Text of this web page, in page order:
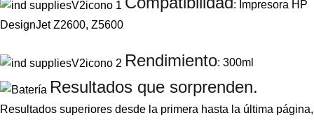
: Impresora HP
DesignJet Z2600, Z5600
Rendimiento: 300ml
Resultados que sorprenden.
Resultados superiores desde la primera hasta la última página,